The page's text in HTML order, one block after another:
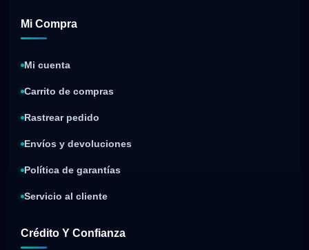
Mi Compra
Mi cuenta
Carrito de compras
Rastrear pedido
Envíos y devoluciones
Política de garantías
Servicio al cliente
Crédito Y Confianza